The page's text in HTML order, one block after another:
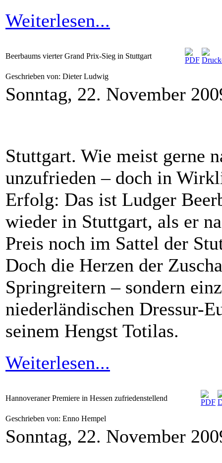
Weiterlesen...
Beerbaums vierter Grand Prix-Sieg in Stuttgart
Geschrieben von: Dieter Ludwig
Sonntag, 22. November
Stuttgart. Wie meist gerne
unzufrieden – doch in
Erfolg: Das ist Ludger
wieder in Stuttgart, als er
Preis noch im Sattel der
Doch die Herzen der
Springreitern – sondern
niederländischen Dressur-
seinem Hengst Totilas.
Weiterlesen...
Hannoveraner Premiere in Hessen zufriedenstellend
Geschrieben von: Enno Hempel
Sonntag, 22. November